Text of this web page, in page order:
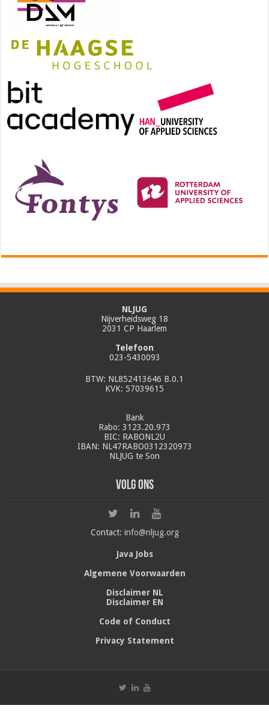
NLJUG
Nijverheidsweg 18
2031 CP Haarlem
Telefoon
023-5430093
BTW: NL852413646 B.0.1
KVK: 57039615
Bank
Rabo: 3123.20.973
BIC: RABONL2U
IBAN: NL47RABO0312320973
NLJUG te Son
Volg ons
Contact: info@nljug.org
Java Jobs
Algemene Voorwaarden
Disclaimer NL
Disclaimer EN
Code of Conduct
Privacy Statement